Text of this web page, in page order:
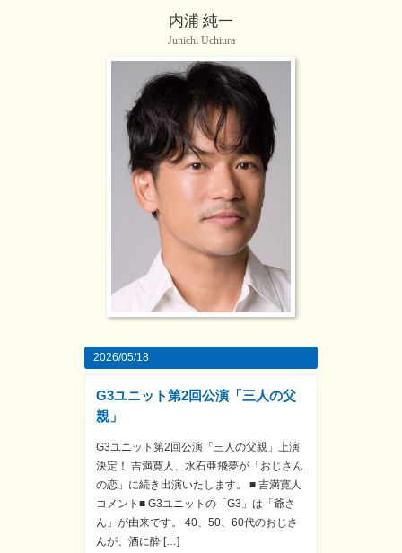
内浦 純一
Junichi Uchiura
2026/05/18
G3ユニット第2回公演「三人の父
親」
G3ユニット第2回公演「三人の父親」上演
決定！ 吉満寛人、水石亜飛夢が「おじさん
の恋」に続き出演いたします。 ■ 吉満寛人
コメント■ G3ユニットの「G3」は「爺さ
ん」が由来です。 40、50、60代のおじさ
んが、酒に酔 […]